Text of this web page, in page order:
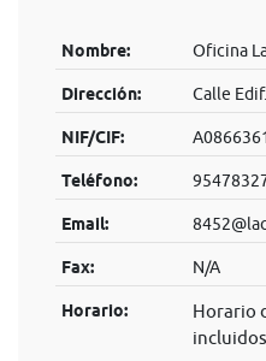
Nombre: Oficina
Dirección: Calle
NIF/CIF:
Teléfono:
Email:
Fax: N/A
Horario: Horario